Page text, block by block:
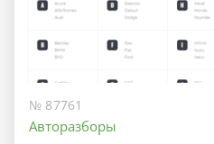
№ 87761
Авторазборы